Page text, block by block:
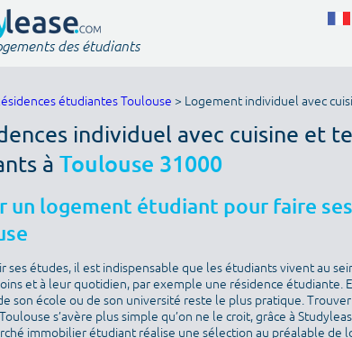
des étudiants
étudiantes Toulouse > Logement individuel avec
individuel avec cuisine et
à Toulouse 31000
un logement étudiant pour faire
ses études, il est indispensable que les étudiants vivent au
et à leur quotidien, par exemple une résidence étudiante.
son école ou de son université reste le plus pratique.
s’avère plus simple qu’on ne le croit, grâce à
immobilier étudiant réalise une sélection au préalable de